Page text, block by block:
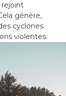
rejoint
génère,
cyclones
violentes.